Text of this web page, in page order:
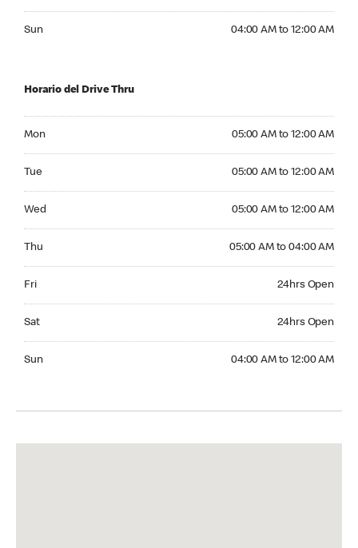
Sun 04:00 AM to 12:00 AM
Horario del Drive Thru
Mon 05:00 AM to 12:00 AM
Tue 05:00 AM to 12:00 AM
Wed 05:00 AM to 12:00 AM
Thu 05:00 AM to 04:00 AM
Fri 24hrs Open
Sat 24hrs Open
Sun 04:00 AM to 12:00 AM